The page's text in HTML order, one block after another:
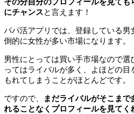
にチャンスと言えます！
パパ活アプリでは、登録している男
倒的に女性が多い市場になります。
男性にとっては買い手市場なので選
ってはライバルが多く、よほどの目
もれてしまうことがほとんどです。
ですので、
まだライバルがそこま
れることなくプロフィールを見てく